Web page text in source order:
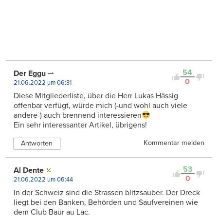
54
0
Der Eggu
21.06.2022 um 06:31
Diese Mitgliederliste, über die Herr Lukas Hässig
offenbar verfügt, würde mich (-und wohl auch viele
andere-) auch brennend interessieren
Ein sehr interessanter Artikel, übrigens!
Antworten Kommentar melden
53
0
Al Dente
21.06.2022 um 06:44
In der Schweiz sind die Strassen blitzsauber. Der Dreck
liegt bei den Banken, Behörden und Saufvereinen wie
dem Club Baur au Lac.